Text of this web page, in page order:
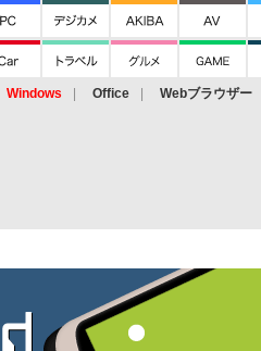
Windows Office Webブラウザー